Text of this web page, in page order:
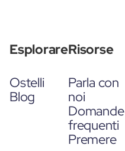
Esplorare
Ostelli
Blog
Risorse
Parla con
noi
Domande
frequenti
Premere